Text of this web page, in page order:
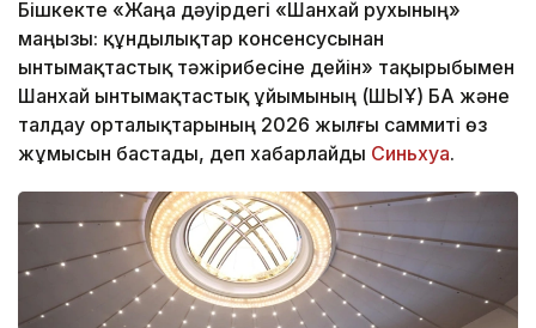
Бішкекте «Жаңа дәуірдегі «Шанхай рухының»
маңызы: құндылықтар консенсусынан
ынтымақтастық тәжірибесіне дейін» тақырыбымен
Шанхай ынтымақтастық ұйымының (ШЫҰ) БАҚ және
талдау орталықтарының 2026 жылғы саммиті өз
жұмысын бастады, деп хабарлайды Синьхуа.